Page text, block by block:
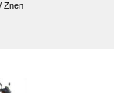
Znen